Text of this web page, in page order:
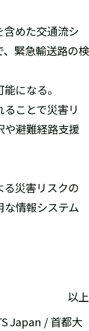
含めた交通流シ
緊急輸送路の検
になる。
ことで災害リ
や避難経路支援
る災害リスクの
情報システム
以上
Japan / 首都大